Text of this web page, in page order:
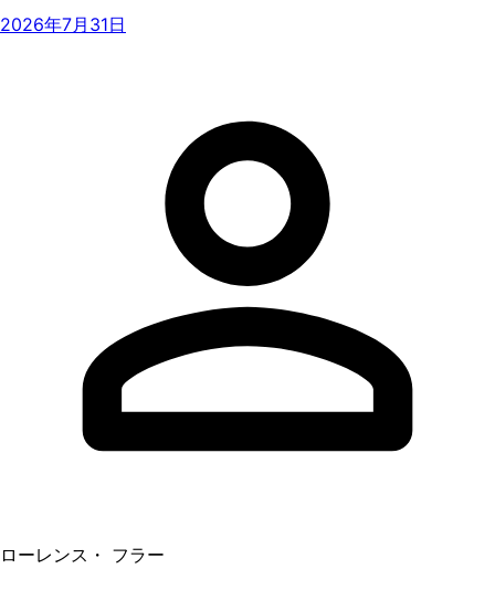
2026年7月31日
ローレンス・ フラー